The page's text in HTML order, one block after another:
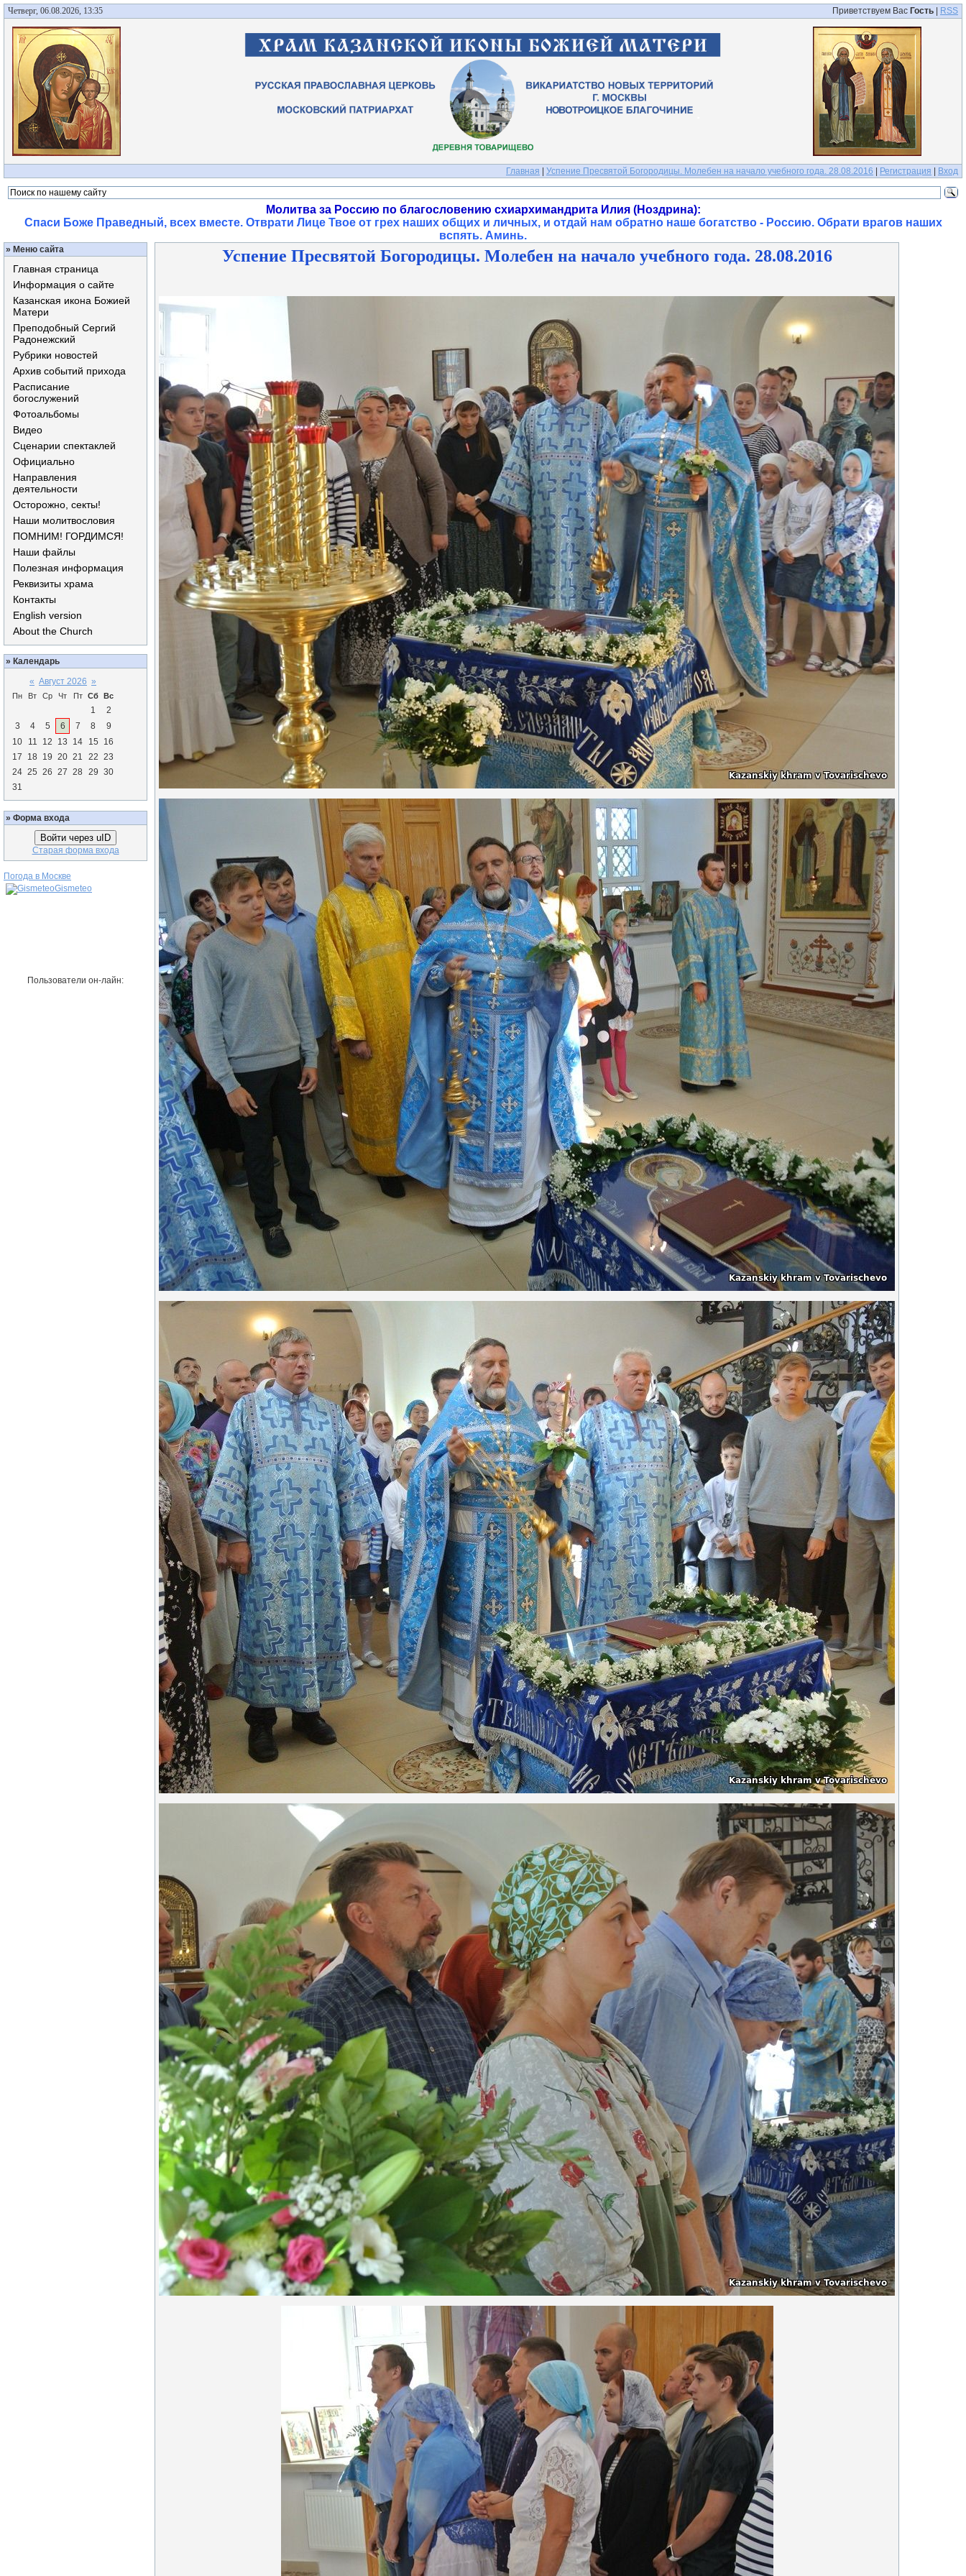
Четверг, 06.08.2026, 13:35 Приветствуем Вас Гость RSS
Главная Успение Пресвятой Богородицы. Молебен на начало учебного года. 28.08.2016 Регистрация Вход
Молитва за Россию по благословению схиархимандрита Илия (Ноздрина):
Спаси Боже Праведный, всех вместе. Отврати Лице Твое от грех наших общих и личных, и отдай нам обратно наше богатство - Россию. Обрати врагов наших
вспять. Аминь.
» Меню сайта
Главная страница
Информация о сайте
Казанская икона Божией
Матери
Преподобный Сергий
Радонежский
Рубрики новостей
Архив событий прихода
Расписание
богослужений
Фотоальбомы
Видео
Сценарии спектаклей
Официально
Направления
деятельности
Осторожно, секты!
Наши молитвословия
ПОМНИМ! ГОРДИМСЯ!
Наши файлы
Полезная информация
Реквизиты храма
Контакты
English version
About the Church
» Календарь
« Август 2026 »
Пн Вт Ср Чт Пт Сб Вс
1
2
3
4 5 6 7 8
9
10
11 12 13 14 15
16
17
18 19 20 21 22 23
24 25 26 27 28 29 30
31
» Форма входа
Войти через uID
Старая форма входа
Погода в Москве
Gismeteo
Пользователи он-лайн:
Успение Пресвятой Богородицы. Молебен на начало учебного года. 28.08.2016